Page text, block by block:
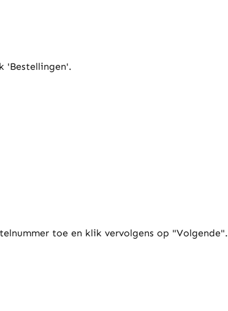
'Bestellingen'.
toe en klik vervolgens op "Volgende".